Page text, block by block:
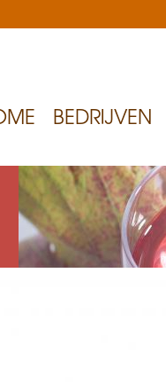
inhoud
BEDRIJVEN